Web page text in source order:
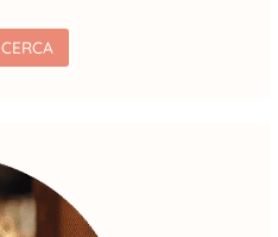
CERCA